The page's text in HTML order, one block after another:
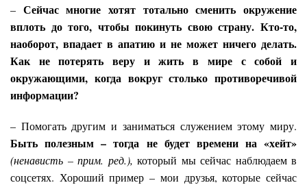
– Сейчас многие хотят тотально сменить окружение
вплоть до того, чтобы покинуть свою страну. Кто-то,
наоборот, впадает в апатию и не может ничего делать.
Как не потерять веру и жить в мире с собой и
окружающими, когда вокруг столько противоречивой
информации?
– Помогать другим и заниматься служением этому миру.
Быть полезным – тогда не будет времени на «хейт»
(ненависть – прим. ред.), который мы сейчас наблюдаем в
соцсетях. Хороший пример – мои друзья, которые сейчас